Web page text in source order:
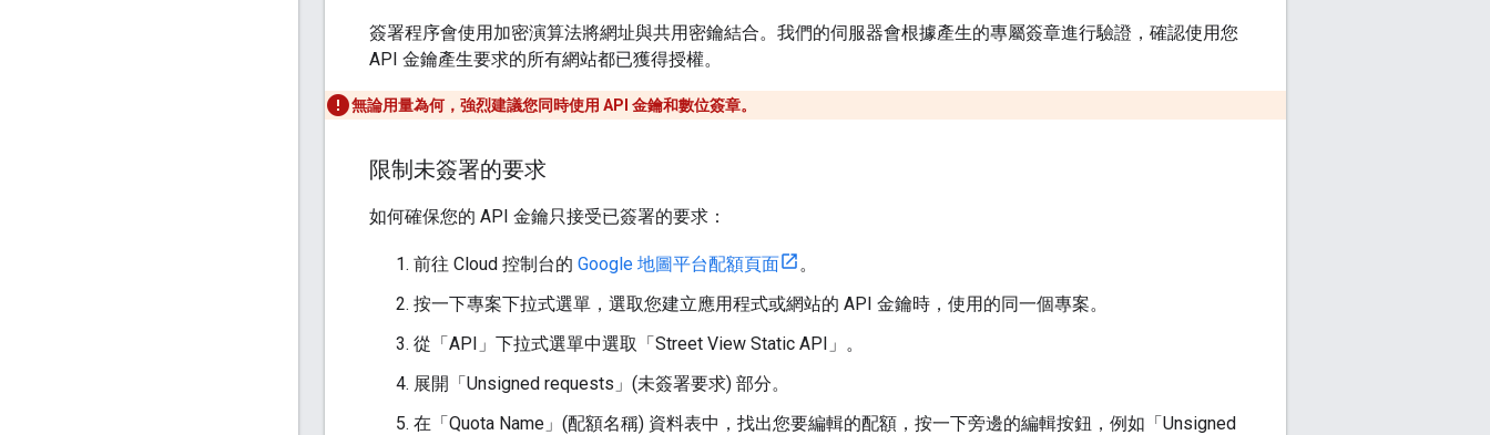
簽署程序會使用加密演算法將網址與共用密鑰結合。我們的伺服器會根據產生的專屬簽章進行驗證，確認使用您
API 金鑰產生要求的所有網站都已獲得授權。
無論用量為何，強烈建議您同時使用 API 金鑰和數位簽章。
限制未簽署的要求
如何確保您的 API 金鑰只接受已簽署的要求：
前往 Cloud 控制台的 Google 地圖平台配額頁面
。
按一下專案下拉式選單，選取您建立應用程式或網站的 API 金鑰時，使用的同一個專案。
從「API」下拉式選單中選取「Street View Static API」 。
展開「Unsigned requests」(未簽署要求) 部分。
在「Quota Name」(配額名稱) 資料表中，找出您要編輯的配額，按一下旁邊的編輯按鈕，例如「Unsigned